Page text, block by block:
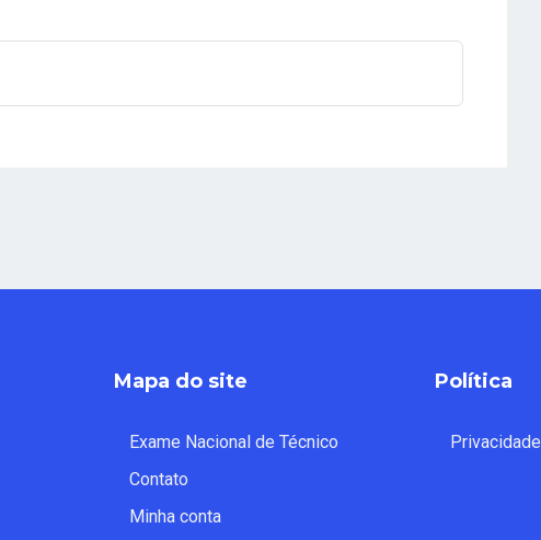
Mapa do site
Exame Nacional de Técnico
Contato
Minha conta
Política
Privacidade